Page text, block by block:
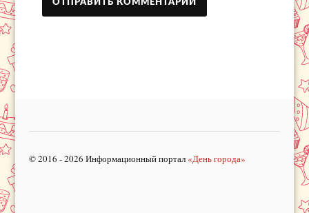
© 2016 - 2026 Информационный портал «День города»